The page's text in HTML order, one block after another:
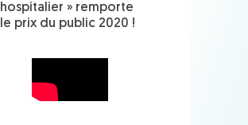
hospitalier » remporte
le prix du public 2020 !